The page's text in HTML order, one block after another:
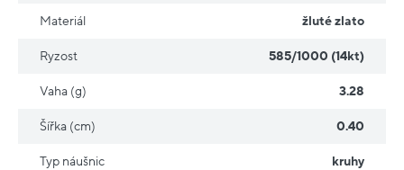
Materiál žluté zlato
Ryzost 585/1000 (14kt)
Vaha (g) 3.28
Šířka (cm) 0.40
Typ náušnic kruhy